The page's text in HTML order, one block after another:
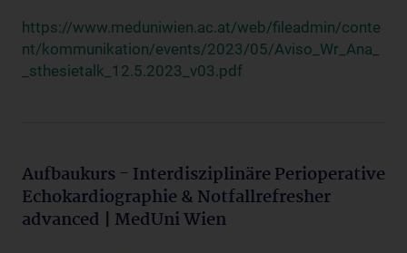
https://www.meduniwien.ac.at/web/fileadmin/conte
nt/kommunikation/events/2023/05/Aviso_Wr_Ana_
_sthesietalk_12.5.2023_v03.pdf
Aufbaukurs - Interdisziplinäre Perioperative
Echokardiographie & Notfallrefresher
advanced | MedUni Wien